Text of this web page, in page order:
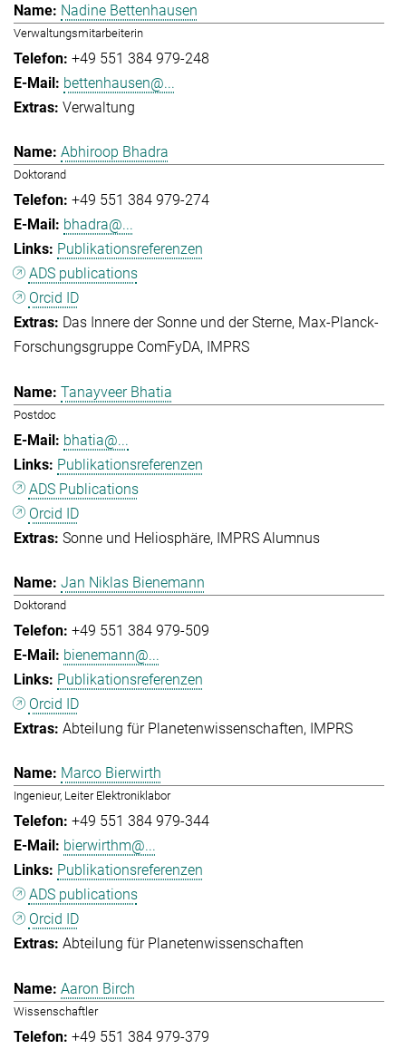
Nadine Bettenhausen
Verwaltungsmitarbeiterin
+49 551 384 979-248
bettenhausen@...
Verwaltung
Abhiroop Bhadra
Doktorand
+49 551 384 979-274
bhadra@...
Publikationsreferenzen
ADS publications
Orcid ID
Das Innere der Sonne und der Sterne Max-Planck-
Forschungsgruppe ComFyDA
IMPRS
Tanayveer Bhatia
Postdoc
bhatia@...
Publikationsreferenzen
ADS Publications
Orcid ID
Sonne und Heliosphäre IMPRS Alumnus
Jan Niklas Bienemann
Doktorand
+49 551 384 979-509
bienemann@...
Publikationsreferenzen
Orcid ID
Abteilung für Planetenwissenschaften IMPRS
Marco Bierwirth
Ingenieur, Leiter Elektroniklabor
+49 551 384 979-344
bierwirthm@...
Publikationsreferenzen
ADS publications
Orcid ID
Abteilung für Planetenwissenschaften
Aaron Birch
Wissenschaftler
+49 551 384 979-379